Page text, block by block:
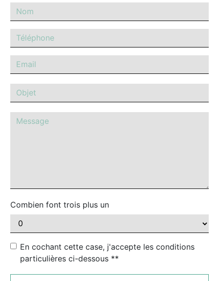
Combien font trois plus un
En cochant cette case, j'accepte les conditions
particulières ci-dessous **